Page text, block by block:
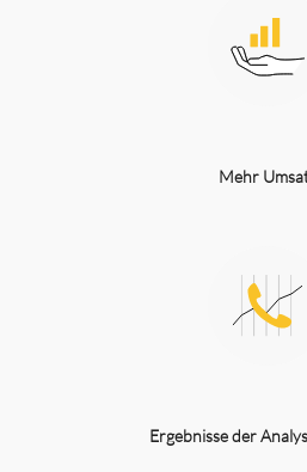
Mehr
Ergebnisse der